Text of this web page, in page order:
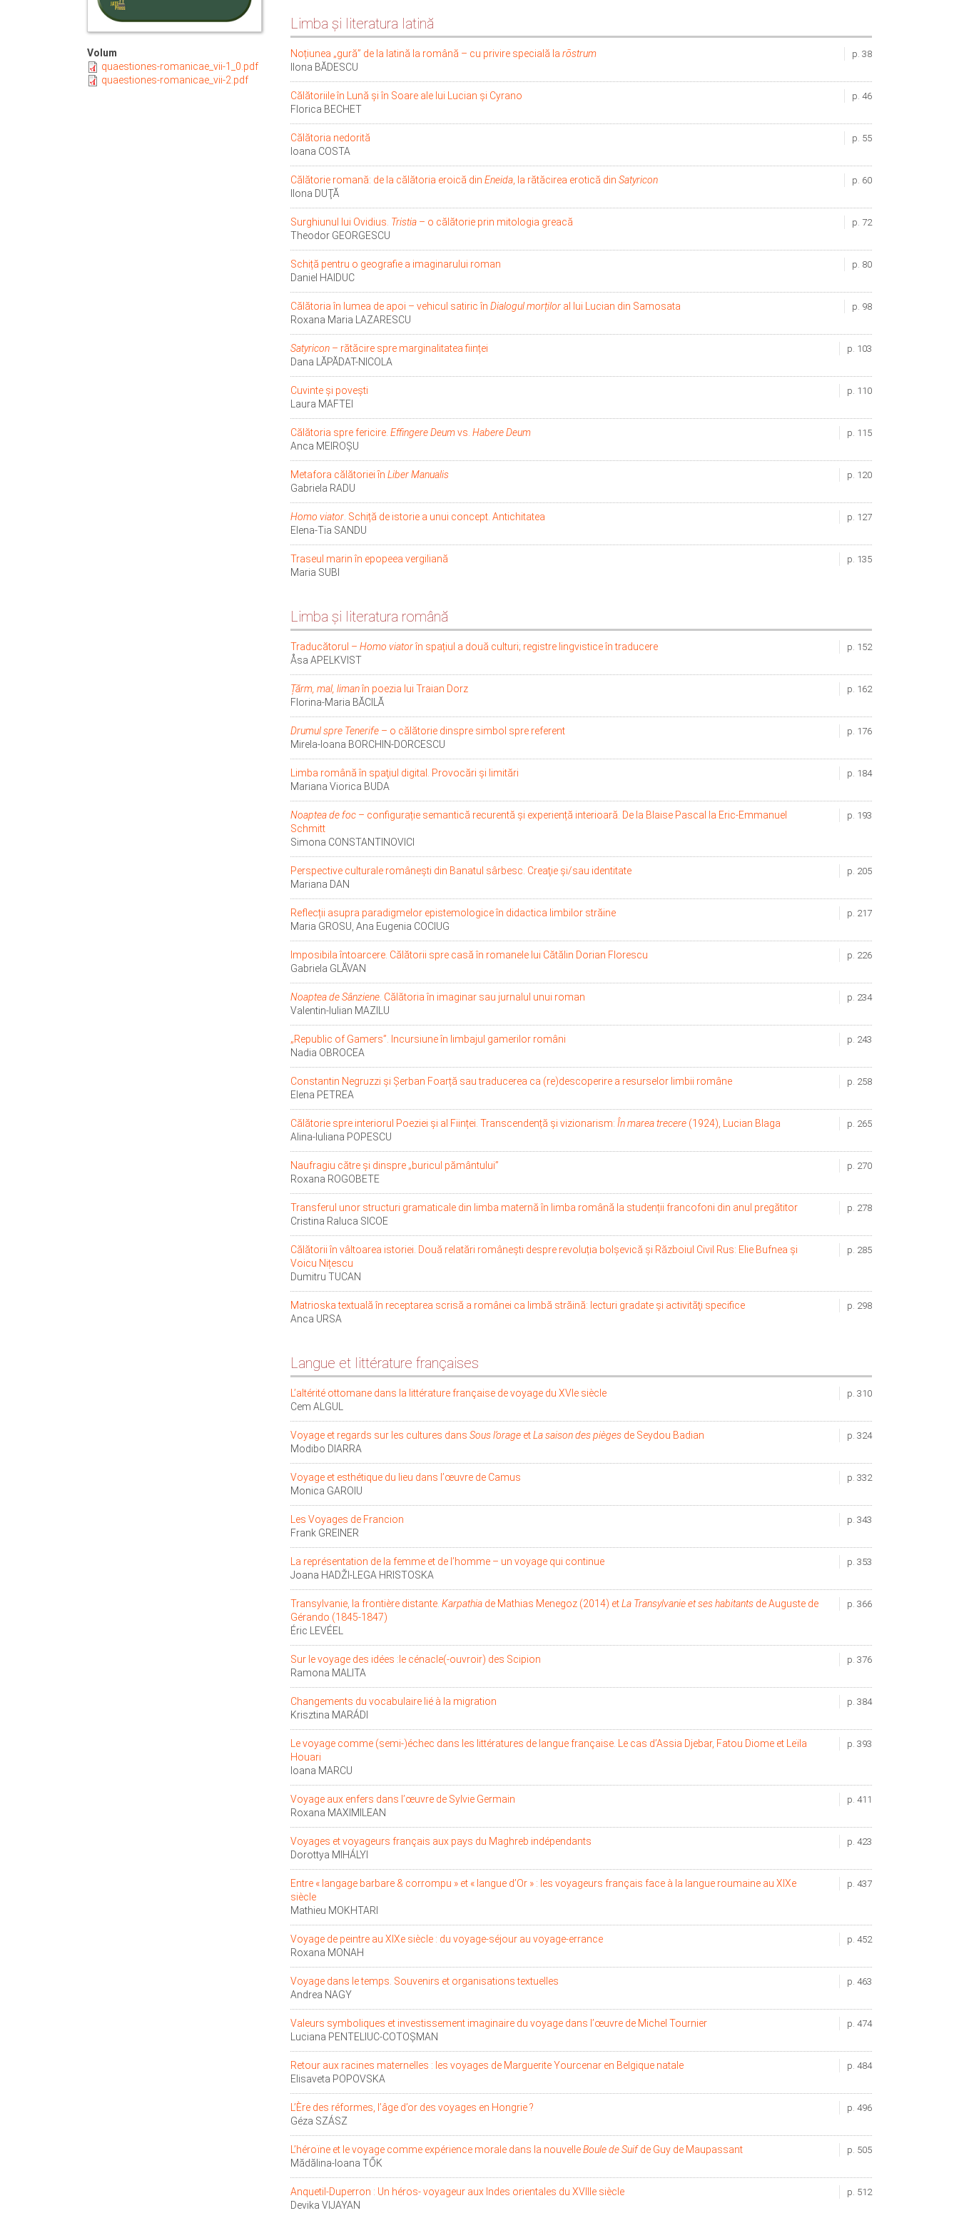
Volum
quaestiones-romanicae_vii-1_0.pdf
quaestiones-romanicae_vii-2.pdf
Limba şi literatura latină
p. 38
Noțiunea „gură” de la latină la română – cu privire specială la rōstrum
Ilona BĂDESCU
p. 46
Călătoriile în Lună și în Soare ale lui Lucian și Cyrano
Florica BECHET
p. 55
Călătoria nedorită
Ioana COSTA
p. 60
Călătorie romană: de la călătoria eroică din Eneida, la rătăcirea erotică din Satyricon
Ilona DUŢĂ
p. 72
Surghiunul lui Ovidius. Tristia – o călătorie prin mitologia greacă
Theodor GEORGESCU
p. 80
Schiță pentru o geografie a imaginarului roman
Daniel HAIDUC
p. 98
Călătoria în lumea de apoi – vehicul satiric în Dialogul morților al lui Lucian din Samosata
Roxana Maria LAZARESCU
p. 103
Satyricon – rătăcire spre marginalitatea ființei
Dana LĂPĂDAT-NICOLA
p. 110
Cuvinte și povești
Laura MAFTEI
p. 115
Călătoria spre fericire. Effingere Deumvs. Habere Deum
Anca MEIROŞU
p. 120
Metafora călătoriei ȋn Liber Manualis
Gabriela RADU
p. 127
Homo viator. Schiță de istorie a unui concept. Antichitatea
Elena-Tia SANDU
p. 135
Traseul marin în epopeea vergiliană
Maria SUBI
Limba şi literatura română
p. 152
Traducătorul – Homo viatorîn spațiul a două culturi; registre lingvistice în traducere
Åsa APELKVIST
p. 162
Țărm, mal, limanîn poezia lui Traian Dorz
Florina-Maria BĂCILĂ
p. 176
Drumul spre Tenerife – o călătorie dinspre simbol spre referent
Mirela-Ioana BORCHIN-DORCESCU
p. 184
Limba română în spaţiul digital. Provocări şi limitări
Mariana Viorica BUDA
p. 193
Noaptea de foc – configurație semantică recurentă și experiență interioară. De la Blaise Pascal la Eric-Emmanuel
Schmitt
Simona CONSTANTINOVICI
p. 205
Perspective culturale româneşti din Banatul sârbesc. Creaţie şi/sau identitate
Mariana DAN
p. 217
Reflecții asupra paradigmelor epistemologice în didactica limbilor străine
Maria GROSU, Ana Eugenia COCIUG
p. 226
Imposibila întoarcere. Călătorii spre casă în romanele lui Cătălin Dorian Florescu
Gabriela GLĂVAN
p. 234
Noaptea de Sânziene. Călătoria în imaginar sau jurnalul unui roman
Valentin-Iulian MAZILU
p. 243
„Republic of Gamers”. Incursiune în limbajul gamerilor români
Nadia OBROCEA
p. 258
Constantin Negruzzi și Șerban Foarță sau traducerea ca (re)descoperire a resurselor limbii române
Elena PETREA
p. 265
Călătorie spre interiorul Poeziei și al Ființei. Transcendență și vizionarism: În marea trecere (1924), Lucian Blaga
Alina-Iuliana POPESCU
p. 270
Naufragiu către și dinspre „buricul pământului”
Roxana ROGOBETE
p. 278
Transferul unor structuri gramaticale din limba maternă în limba română la studenții francofoni din anul pregătitor
Cristina Raluca SICOE
p. 285
Călătorii în vâltoarea istoriei. Două relatări românești despre revoluția bolșevică și Războiul Civil Rus: Elie Bufnea și
Voicu Nițescu
Dumitru TUCAN
p. 298
Matrioska textuală în receptarea scrisă a românei ca limbă străină: lecturi gradate şi activităţi specifice
Anca URSA
Langue et littérature françaises
p. 310
L’altérité ottomane dans la littérature française de voyage du XVIe siècle
Cem ALGUL
p. 324
Voyage et regards sur les cultures dans Sous l’orage etLa saison des pièges de Seydou Badian
Modibo DIARRA
p. 332
Voyage et esthétique du lieu dans l’œuvre de Camus
Monica GAROIU
p. 343
Les Voyages de Francion
Frank GREINER
p. 353
La représentation de la femme et de l’homme – un voyage qui continue
Joana HADŽI-LEGA HRISTOSKA
p. 366
Transylvanie, la frontière distante. Karpathia de Mathias Menegoz (2014) etLa Transylvanie et ses habitants de Auguste de
Gérando (1845-1847)
Éric LEVÉEL
p. 376
Sur le voyage des idées :le cénacle(-ouvroir) des Scipion
Ramona MALITA
p. 384
Changements du vocabulaire lié à la migration
Krisztina MARÁDI
p. 393
Le voyage comme (semi-)échec dans les littératures de langue française. Le cas d’Assia Djebar, Fatou Diome et Leïla
Houari
Ioana MARCU
p. 411
Voyage aux enfers dans l’œuvre de Sylvie Germain
Roxana MAXIMILEAN
p. 423
Voyages et voyageurs français aux pays du Maghreb indépendants
Dorottya MIHÁLYI
p. 437
Entre « langage barbare & corrompu » et « langue d’Or » : les voyageurs français face à la langue roumaine au XIXe
siècle
Mathieu MOKHTARI
p. 452
Voyage de peintre au XIXe siècle : du voyage-séjour au voyage-errance
Roxana MONAH
p. 463
Voyage dans le temps. Souvenirs et organisations textuelles
Andrea NAGY
p. 474
Valeurs symboliques et investissement imaginaire du voyage dans l’œuvre de Michel Tournier
Luciana PENTELIUC-COTOŞMAN
p. 484
Retour aux racines maternelles : les voyages de Marguerite Yourcenar en Belgique natale
Elisaveta POPOVSKA
p. 496
L’Ère des réformes, l’âge d’or des voyages en Hongrie ?
Géza SZÁSZ
p. 505
L’héroïne et le voyage comme expérience morale dans la nouvelleBoule de Suifde Guy de Maupassant
Mădălina-Ioana TŐK
p. 512
Anquetil-Duperron : Un héros- voyageur aux Indes orientales du XVIIIe siècle
Devika VIJAYAN